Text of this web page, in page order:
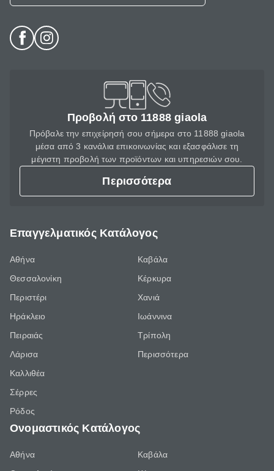
Προβολή στο 11888 giaola
Πρόβαλε την επιχείρησή σου σήμερα στο 11888 giaola
μέσα από 3 κανάλια επικοινωνίας και εξασφάλισε τη
μέγιστη προβολή των προϊόντων και υπηρεσιών σου.
Περισσότερα
Επαγγελματικός Κατάλογος
Αθήνα
Θεσσαλονίκη
Περιστέρι
Ηράκλειο
Πειραιάς
Λάρισα
Καλλιθέα
Σέρρες
Ρόδος
Καβάλα
Κέρκυρα
Χανιά
Ιωάννινα
Τρίπολη
Περισσότερα
Ονομαστικός Κατάλογος
Αθήνα
Καβάλα